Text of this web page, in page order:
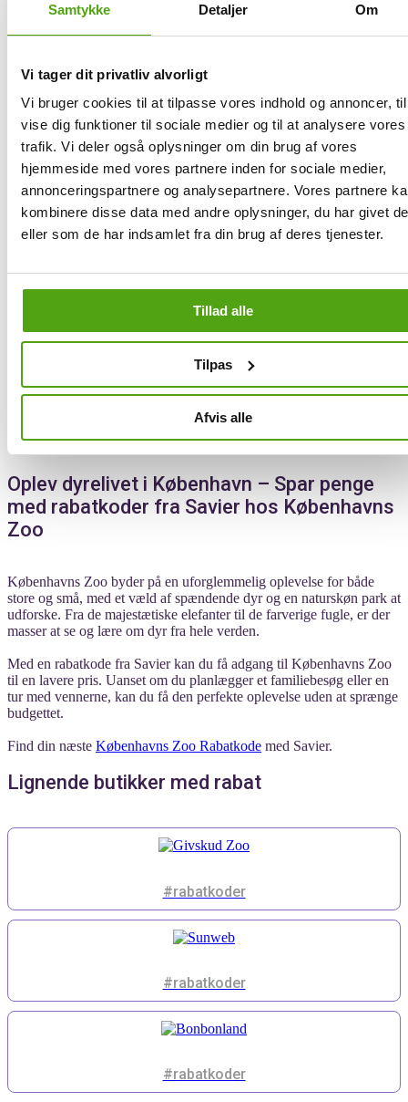
Samtykke Detaljer Om
Vi tager dit privatliv alvorligt
Vi bruger cookies til at tilpasse vores indhold og annoncer,
vise dig funktioner til sociale medier og til at analysere vores
trafik. Vi deler også oplysninger om din brug af vores
hjemmeside med vores partnere inden for sociale medier,
annonceringspartnere og analysepartnere. Vores partnere
kombinere disse data med andre oplysninger, du har givet
eller som de har indsamlet fra din brug af deres tjenester.
Tillad alle
Tilpas
Afvis alle
Rabatkoder, også kendt som kampagnekoder eller kuponkoder,
spiller en vigtig rolle i online shopping ved at tilbyde dig mulighed
for at spare penge. Rabatkoder kan give dig forskellige fordele,
såsom procentvise rabatter, faste prisreduktioner eller gratis fragt.
For at få mest muligt ud af rabatkoder er det vigtigt at forstå,
hvordan de fungerer, og hvordan du bedst anvender dem.
Med Savier behøver du ikke lede efter rabatkoder igen. Savier tester
nemlig automatisk rabatkoder og anvender den, der giver dig den
før at shoppe med rabat fra Knuthenborg Safaripark - uden du selv
skal løfte en finger. Med Savier installeret på din browser kan du
være sikker på altid at have fat i de nyeste og mest fordelagtige
rabatkoder fra Knuthenborg Safaripark.
Savier finder ikke blot gyldige koder til dig; den anvender også den
mest fordelagtige ved checkout. På den måde får du altid det bedste
Oplev dyrelivet i København – Spar penge
med rabatkoder fra Savier hos Københavns
Zoo
Københavns Zoo byder på en uforglemmelig oplevelse for både
store og små, med et væld af spændende dyr og en naturskøn park at
udforske. Fra de majestætiske elefanter til de farverige fugle, er der
masser at se og lære om dyr fra hele verden.
Med en rabatkode fra Savier kan du få adgang til Københavns Zoo
til en lavere pris. Uanset om du planlægger et familiebesøg eller en
tur med vennerne, kan du få den perfekte oplevelse uden at sprænge
budgettet.
Find din næste Københavns Zoo Rabatkode med Savier.
Lignende butikker med rabat
#rabatkoder
#rabatkoder
#rabatkoder